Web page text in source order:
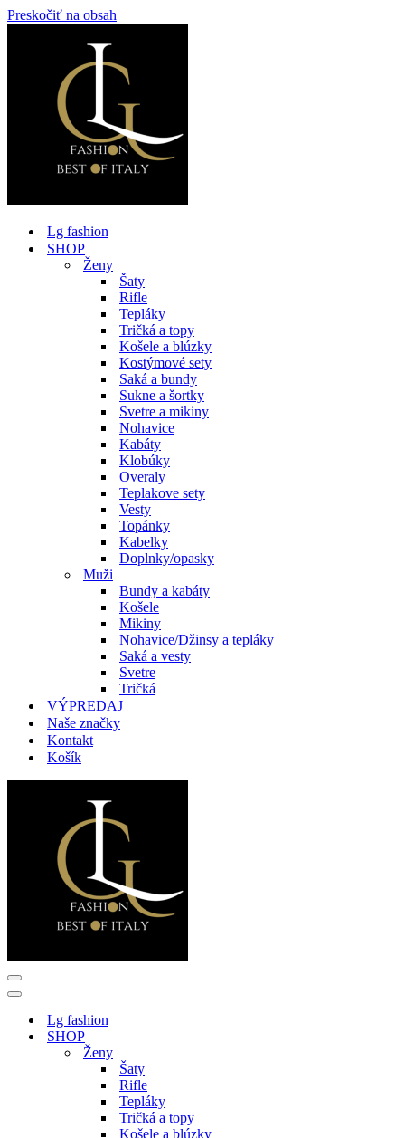
Preskočiť na obsah
Lg fashion
SHOP
Ženy
Šaty
Rifle
Tepláky
Tričká a topy
Košele a blúzky
Kostýmové sety
Saká a bundy
Sukne a šortky
Svetre a mikiny
Nohavice
Kabáty
Klobúky
Overaly
Teplakove sety
Vesty
Topánky
Kabelky
Doplnky/opasky
Muži
Bundy a kabáty
Košele
Mikiny
Nohavice/Džinsy a tepláky
Saká a vesty
Svetre
Tričká
VÝPREDAJ
Naše značky
Kontakt
Košík
Menu
navigácie
Menu
navigácieLg fashion
SHOP
Ženy
Šaty
Rifle
Tepláky
Tričká a topy
Košele a blúzky